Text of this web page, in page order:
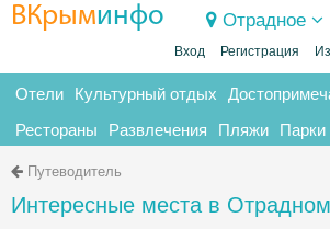
ВКрыминфо Отрадное
Вход Регистрация
Отели Культурный отдых
Рестораны Развлечения Пляжи Парки
Путеводитель
Интересные места в Отрадном